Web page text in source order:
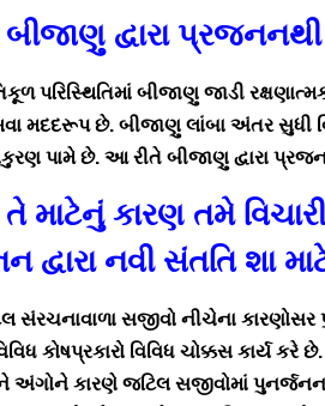
બીજાણુ દ્વારા
પરિસ્થિતિમાં બીજાણુ જાડી
મદદરૂપ છે. બીજાણુ લાંબા અંતર સુધી
પામે છે. આ રીતે બીજાણુ દ્વારા
તે માટેનું કારણ તમે
દ્વારા નવી સંતતિ શા
સંરચનાવાળા સજીવો નીચેના
કોષપ્રકારો વિવિધ ચોક્કસ
કારણે જટિલ સજીવોમાં